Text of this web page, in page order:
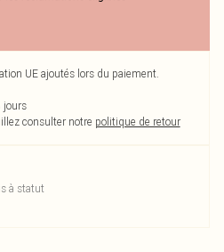
UE ajoutés lors du paiement.
jours
consulter notre politique de retour
à statut